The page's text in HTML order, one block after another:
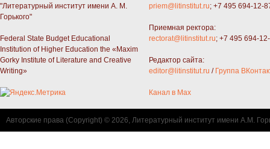
"Литературный институт имени А. М.
Горького"
Federal State Budget Educational
Institution of Higher Education the «Maxim
Gorky Institute of Literature and Creative
Writing»
priem@litinstitut.ru; +7 495 694-12-
Приемная ректора:
rectorat@litinstitut.ru; +7 495 694-
Редактор сайта:
editor@litinstitut.ru / Группа
Канал в Max
Авторские права (Copyright) © 2026, Литературный институт имени А.М.